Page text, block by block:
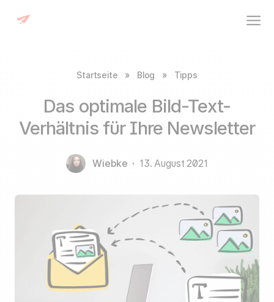
Startseite » Blog » Tipps
Das optimale Bild-Text-
Verhältnis für Ihre Newsletter
Wiebke · 13. August 2021